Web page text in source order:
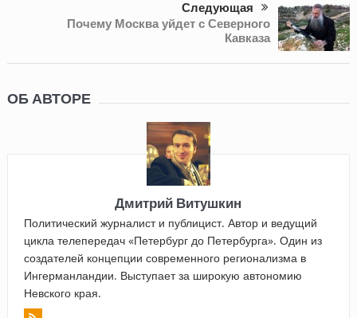
Следующая
Почему Москва уйдет с Северного
Кавказа
ОБ АВТОРЕ
Дмитрий Витушкин
Политический журналист и публицист. Автор и ведущий
цикла телепередач «Петербург до Петербурга». Один из
создателей концепции современного регионализма в
Ингерманландии. Выступает за широкую автономию
Невского края.